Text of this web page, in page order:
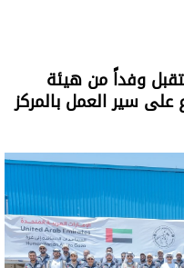
الشهم 3" تستقبل وفداً من هيئة
على سير العمل بالمركز